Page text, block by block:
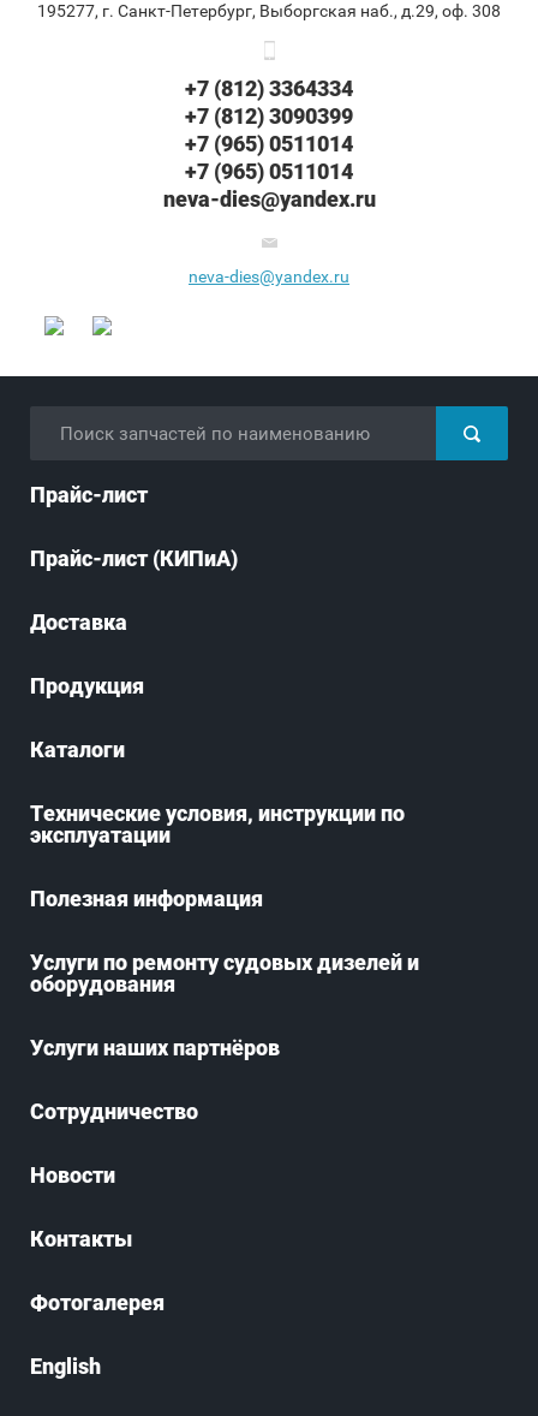
195277, г. Санкт-Петербург, Выборгская наб., д.29, оф. 308
+7 (812) 3364334
+7 (812) 3090399
+7 (965) 0511014
+7 (965) 0511014
neva-dies@yandex.ru
neva-dies@yandex.ru
Прайс-лист
Прайс-лист (КИПиА)
Доставка
Продукция
Каталоги
Технические условия, инструкции по
эксплуатации
Полезная информация
Услуги по ремонту судовых дизелей и
оборудования
Услуги наших партнёров
Сотрудничество
Новости
Контакты
Фотогалерея
English